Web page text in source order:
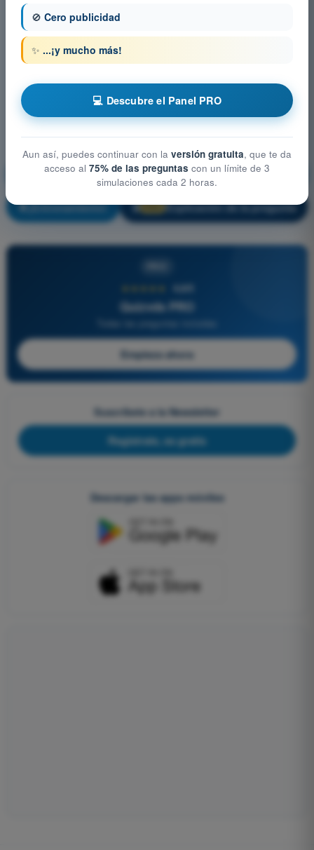
Mitigación técnica-operativa y gestión de riesgos
¡Entrenamiento! 🔒 PRO Explicación de la pregunta
4,6/5
Quizvds PRO
Empieza ahora
Suscríbete a la Newsletter
Regístrate, es gratis
Descargar las apps móviles
🚫 Cero publicidad
✨ ...¡y mucho más!
💻 Descubre el Panel PRO
Aun así, puedes continuar con la versión gratuita, que te da
acceso al 75% de las preguntas con un límite de 3
simulaciones cada 2 horas.